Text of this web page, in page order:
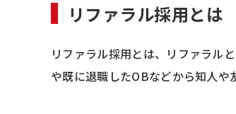
リファラル採用とは
リファラル採用とは、リファラル
や既に退職したOBなどから知人や